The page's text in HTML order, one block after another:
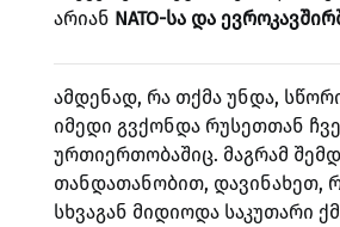
არიან NATO-სა და
ამდენად, რა თქმა უნდა,
იმედი გვქონდა რუსეთთან
ურთიერთობაშიც. მაგრამ
თანდათანობით, დავინახეთ,
სხვაგან მიდიოდა საკუთარი